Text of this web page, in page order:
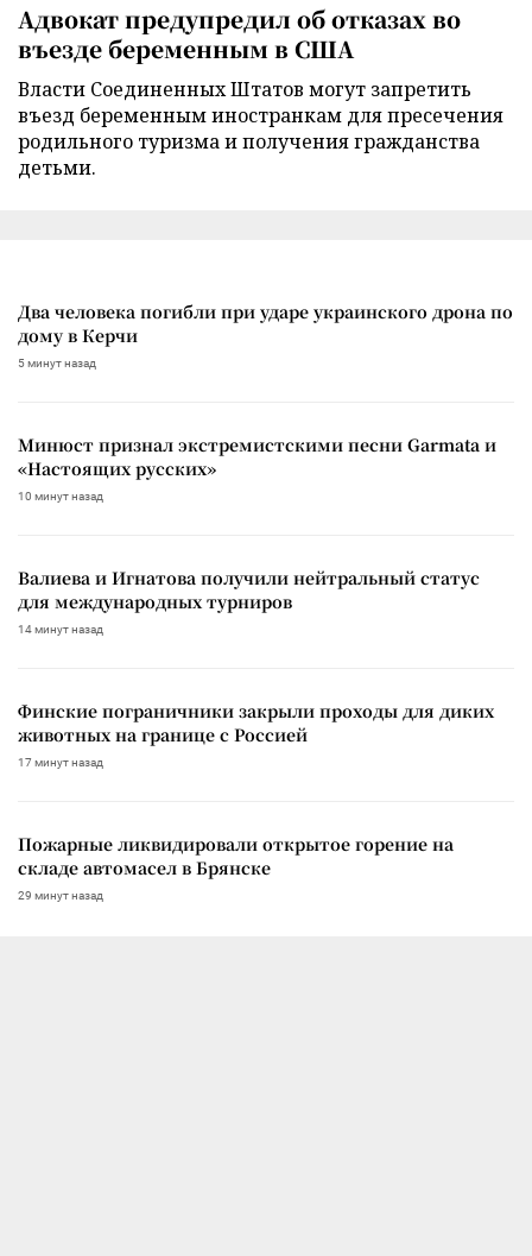
Адвокат предупредил об отказах во
въезде беременным в США
Власти Соединенных Штатов могут запретить
въезд беременным иностранкам для пресечения
родильного туризма и получения гражданства
детьми.
Два человека погибли при ударе украинского дрона по
дому в Керчи
5 минут назад
Минюст признал экстремистскими песни Garmata и
«Настоящих русских»
10 минут назад
Валиева и Игнатова получили нейтральный статус
для международных турниров
14 минут назад
Финские пограничники закрыли проходы для диких
животных на границе с Россией
17 минут назад
Пожарные ликвидировали открытое горение на
складе автомасел в Брянске
29 минут назад